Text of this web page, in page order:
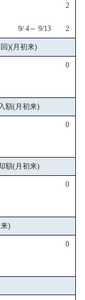
2
9/ 4～ 9/13 2
)(月初来)
0
額(月初来)
0
額(月初来)
0
)
0